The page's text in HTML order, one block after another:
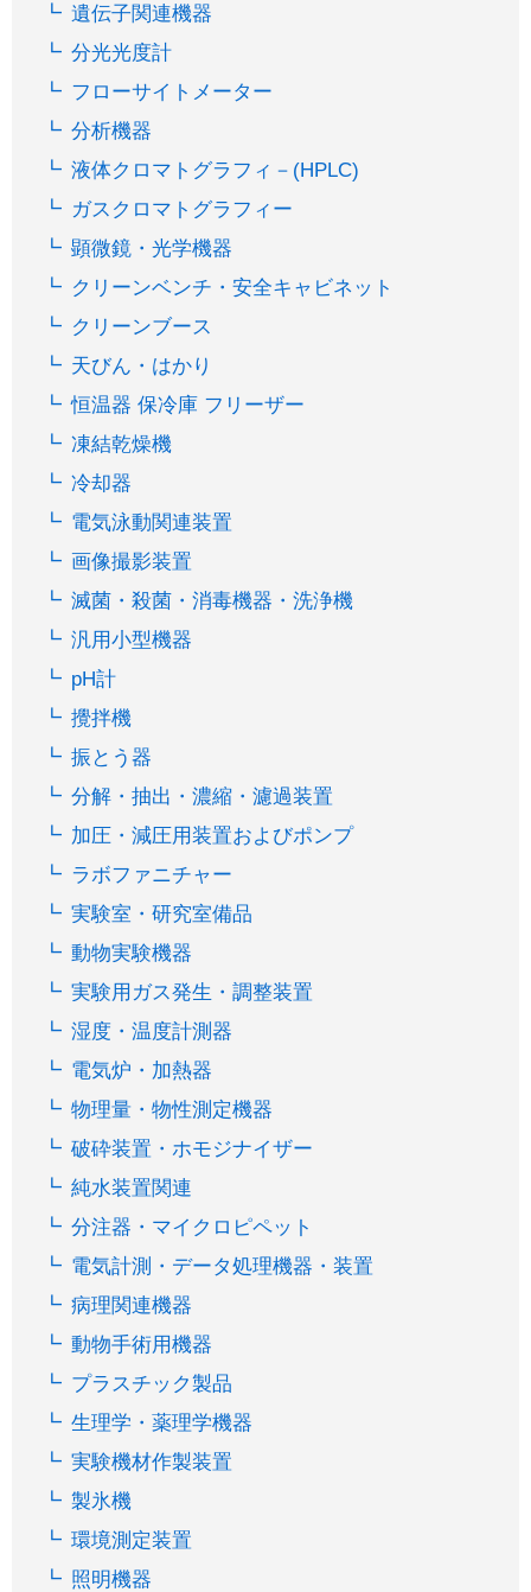
遺伝子関連機器
分光光度計
フローサイトメーター
分析機器
液体クロマトグラフィ－(HPLC)
ガスクロマトグラフィー
顕微鏡・光学機器
クリーンベンチ・安全キャビネット
クリーンブース
天びん・はかり
恒温器 保冷庫 フリーザー
凍結乾燥機
冷却器
電気泳動関連装置
画像撮影装置
滅菌・殺菌・消毒機器・洗浄機
汎用小型機器
pH計
攪拌機
振とう器
分解・抽出・濃縮・濾過装置
加圧・減圧用装置およびポンプ
ラボファニチャー
実験室・研究室備品
動物実験機器
実験用ガス発生・調整装置
湿度・温度計測器
電気炉・加熱器
物理量・物性測定機器
破砕装置・ホモジナイザー
純水装置関連
分注器・マイクロピペット
電気計測・データ処理機器・装置
病理関連機器
動物手術用機器
プラスチック製品
生理学・薬理学機器
実験機材作製装置
製氷機
環境測定装置
照明機器